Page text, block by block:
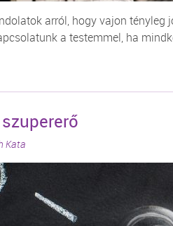
arról, hogy vajon
a testemmel, ha
Kata